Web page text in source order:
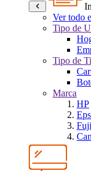
Ver todo
Tipo de
Tipo de
Marca
HP